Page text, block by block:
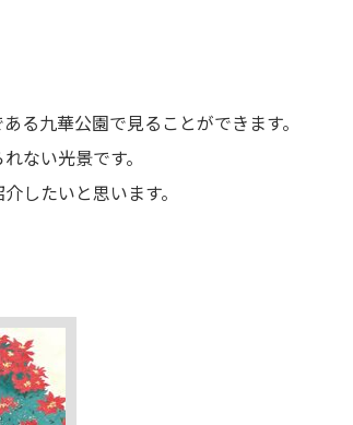
る九華公園で見ることができます。
ない光景です。
したいと思います。